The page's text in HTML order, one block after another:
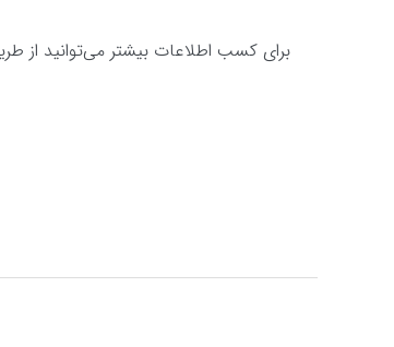
برای کسب اطلاعات بیشتر می‌توانید از